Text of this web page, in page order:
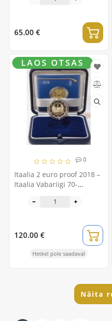
65.00 €
0
Itaalia 2 euro proof 2018 –
Itaalia Vabariigi 70-
LAOS OTSAS
120.00 €
Hetkel pole saadaval
Näita